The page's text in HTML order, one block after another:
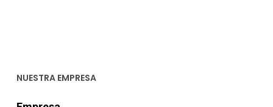
NUESTRA EMPRESA